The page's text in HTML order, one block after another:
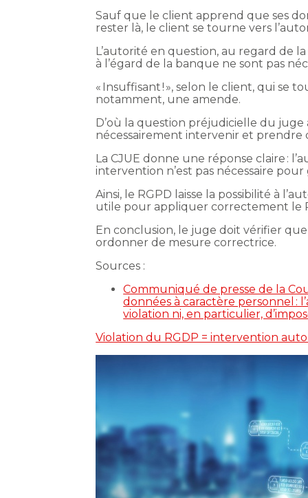
Sauf que le client apprend que ses
rester là, le client se tourne vers
L’autorité en question, au regard de
à l’égard de la banque ne sont pas
« Insuffisant ! », selon le client, qui se
notamment, une amende.
D’où la question préjudicielle du
nécessairement intervenir et prendre
La CJUE donne une réponse claire :
intervention n’est pas nécessaire
Ainsi, le RGPD laisse la possibilité à
utile pour appliquer correctement le
En conclusion, le juge doit vérifier
ordonner de mesure correctrice.
Sources :
Communiqué de presse de la
données à caractère personnel :
violation ni, en particulier,
Violation du RGDP = intervention